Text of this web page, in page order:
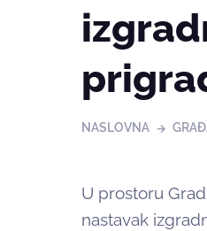
NASLOVNA
U prostoru
nastavak